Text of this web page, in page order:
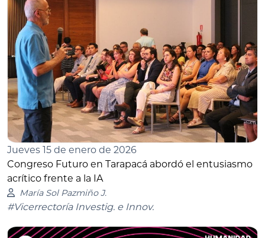
Jueves 15 de enero de 2026
Congreso Futuro en Tarapacá abordó el entusiasmo
acrítico frente a la IA
María Sol Pazmiño J.
#Vicerrectoría Investig. e Innov.